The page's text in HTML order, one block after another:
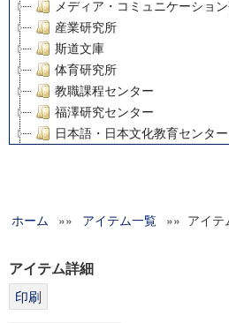
メディア・コミュニケーショ
産業研究所
斯道文庫
体育研究所
教職課程センター
福澤研究センター
日本語・日本文化教育センター
グローバルリサーチインスティ
科学研究費補助金研究成果報告
ホーム »» アイテム一覧 »» アイテ
アイテム詳細